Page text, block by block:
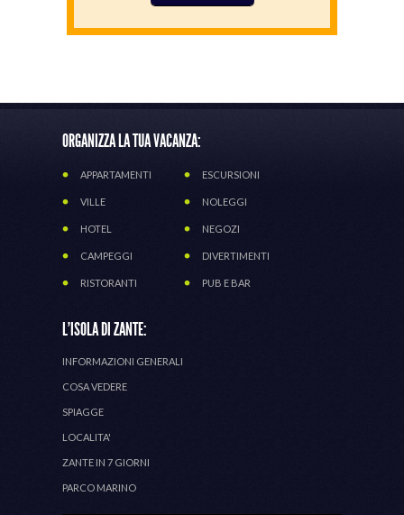
ORGANIZZA LA TUA VACANZA:
APPARTAMENTI ESCURSIONI
VILLE NOLEGGI
HOTEL NEGOZI
CAMPEGGI DIVERTIMENTI
RISTORANTI PUB E BAR
L'ISOLA DI ZANTE:
INFORMAZIONI GENERALI
COSA VEDERE
SPIAGGE
LOCALITA'
ZANTE IN 7 GIORNI
PARCO MARINO